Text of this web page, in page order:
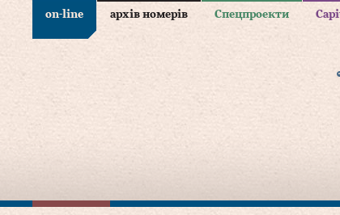
on-line архів номерів Спецпроекти